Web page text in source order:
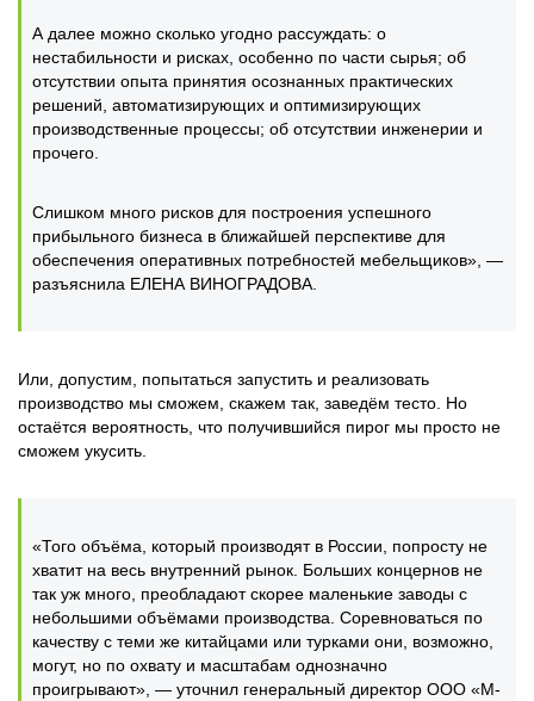
А далее можно сколько угодно рассуждать: о
нестабильности и рисках, особенно по части сырья; об
отсутствии опыта принятия осознанных практических
решений, автоматизирующих и оптимизирующих
производственные процессы; об отсутствии инженерии и
прочего.
Слишком много рисков для построения успешного
прибыльного бизнеса в ближайшей перспективе для
обеспечения оперативных потребностей мебельщиков», —
разъяснила ЕЛЕНА ВИНОГРАДОВА.
Или, допустим, попытаться запустить и реализовать
производство мы сможем, скажем так, заведём тесто. Но
остаётся вероятность, что получившийся пирог мы просто не
сможем укусить.
«Того объёма, который производят в России, попросту не
хватит на весь внутренний рынок. Больших концернов не
так уж много, преобладают скорее маленькие заводы с
небольшими объёмами производства. Соревноваться по
качеству с теми же китайцами или турками они, возможно,
могут, но по охвату и масштабам однозначно
проигрывают», — уточнил генеральный директор ООО «М-